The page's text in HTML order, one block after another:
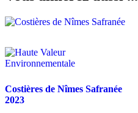
Costières de Nîmes Safranée
2023